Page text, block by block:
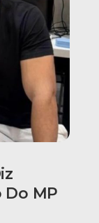
Do MP